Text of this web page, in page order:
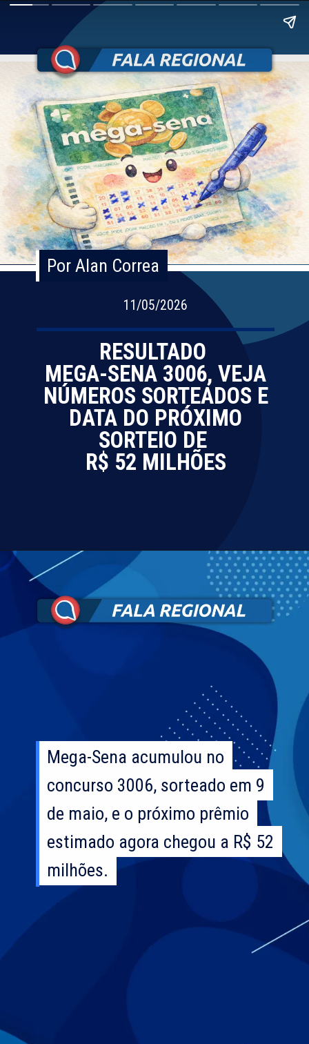
11/05/2026
Por Alan Correa
Por Alan Correa
RESULTADO
MEGA-SENA 3006, VEJA
NÚMEROS SORTEADOS E
DATA DO PRÓXIMO
SORTEIO DE
R$ 52 MILHÕES
Mega-Sena acumulou no
concurso 3006, sorteado em 9
de maio, e o próximo prêmio
estimado agora chegou a R$ 52
milhões.
Mega-Sena acumulou no
concurso 3006, sorteado em 9
de maio, e o próximo prêmio
estimado agora chegou a R$ 52
milhões.